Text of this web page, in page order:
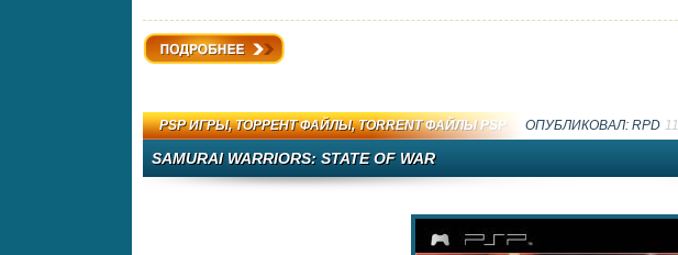
PSP ИГРЫ,ТОРРЕНТ ФАЙЛЫ,TORRENT ФАЙЛЫ PSP ОПУБЛИКОВАЛ: RPD
SAMURAI WARRIORS: STATE OF WAR